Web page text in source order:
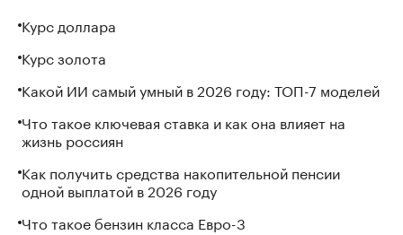
Курс доллара
Курс золота
Какой ИИ самый умный в 2026 году: ТОП-7 моделей
Что такое ключевая ставка и как она влияет на
жизнь россиян
Как получить средства накопительной пенсии
одной выплатой в 2026 году
Что такое бензин класса Евро-3